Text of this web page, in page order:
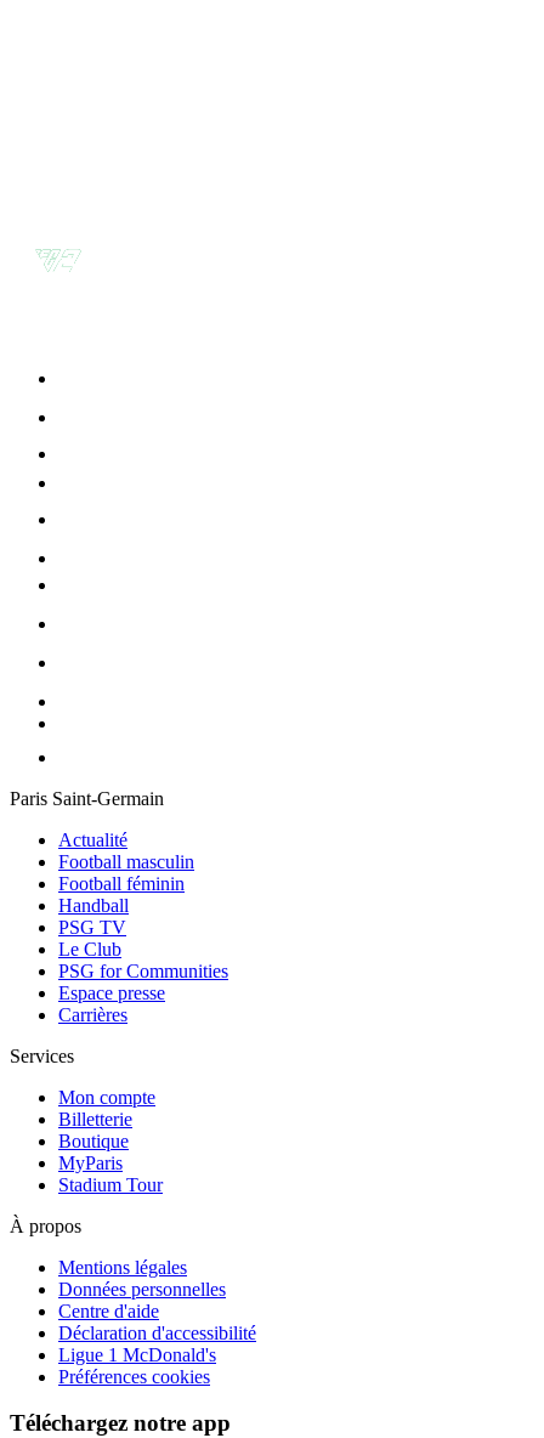
Paris Saint-Germain
Actualité
Football masculin
Football féminin
Handball
PSG TV
Le Club
PSG for Communities
Espace presse
Carrières
Services
Mon compte
Billetterie
Boutique
MyParis
Stadium Tour
À propos
Mentions légales
Données personnelles
Centre d'aide
Déclaration d'accessibilité
Ligue 1 McDonald's
Préférences cookies
Téléchargez notre app